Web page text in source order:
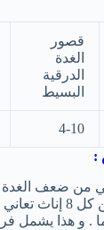
قصور
الغدة
الدرقية
البسيط
4-10
:
من ضعف الغدة
من الذكور . حيث أن
. و هذا يشمل